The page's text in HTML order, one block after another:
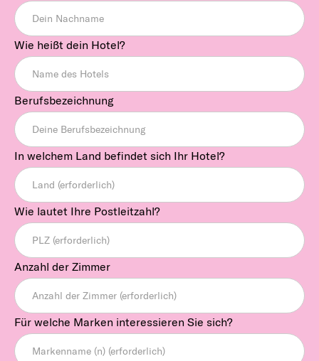
Wie heißt dein Hotel?
Berufsbezeichnung
In welchem Land befindet sich Ihr Hotel?
Wie lautet Ihre Postleitzahl?
Anzahl der Zimmer
Für welche Marken interessieren Sie sich?